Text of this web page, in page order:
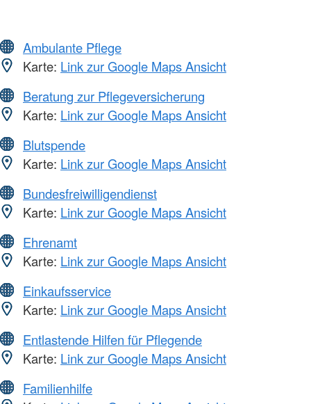
Ambulante Pflege
Karte: Link zur Google Maps Ansicht
Beratung zur Pflegeversicherung
Karte: Link zur Google Maps Ansicht
Blutspende
Karte: Link zur Google Maps Ansicht
Bundesfreiwilligendienst
Karte: Link zur Google Maps Ansicht
Ehrenamt
Karte: Link zur Google Maps Ansicht
Einkaufsservice
Karte: Link zur Google Maps Ansicht
Entlastende Hilfen für Pflegende
Karte: Link zur Google Maps Ansicht
Familienhilfe